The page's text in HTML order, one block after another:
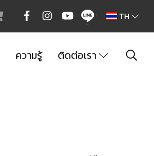
TH
ความรู้ ติดต่อเรา